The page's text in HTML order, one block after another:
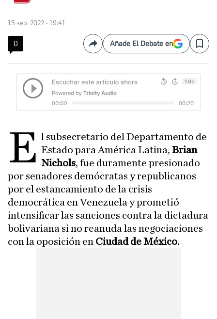
15 sep. 2022 - 19:41
0 CompartirAñade El Debate en Save
e l subsecretario del Departamento de
Estado para América Latina,Brian
Nichols, fue duramente presionado
por senadores demócratas y republicanos
por el estancamiento de la crisis
democrática en Venezuela y prometió
intensificar las sanciones contra la dictadura
bolivariana si no reanuda las negociaciones
con la oposición en Ciudad de México.